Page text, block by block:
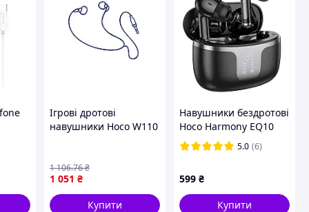
Ігрові дротові
навушники Hoco W110
драйвери
1 051 ₴
1 106.76₴
Купити
Навушники бездротові
Hoco Harmony EQ10
BT5.3 з мікрофоном
Чорний
5.0 (6)
599 ₴
Купити